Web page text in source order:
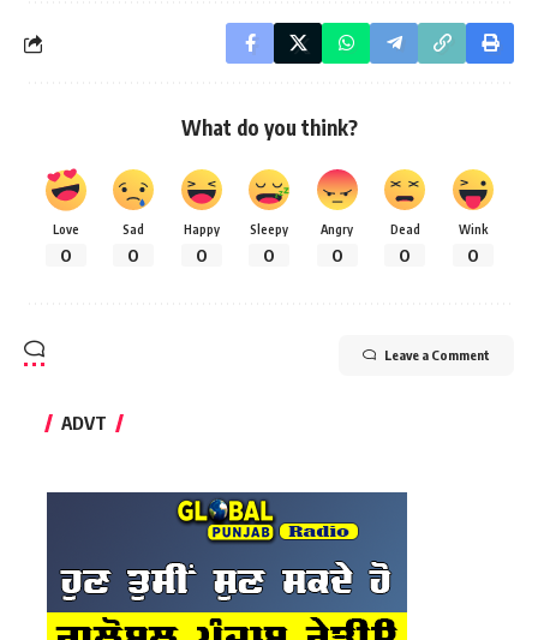
What do you think?
Love
0
Sad
0
Happy
0
Sleepy
0
Angry
0
Dead
0
Wink
0
Leave a Comment
ADVT